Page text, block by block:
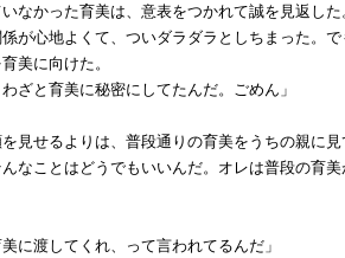
なかった育美は、意表をつかれて誠を見返した
が心地よくて、ついダラダラとしちまった。
美に向けた。
ざと育美に秘密にしてたんだ。ごめん」
見せるよりは、普段通りの育美をうちの親に
なことはどうでもいいんだ。オレは普段の育
に渡してくれ、って言われてるんだ」